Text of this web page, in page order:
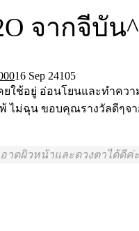
จากจีบัน
16 Sep 24105
ยใช้อยู่ อ่อนโยนและทำคว
ไม่ฉุน ขอบคุณรางวัลดีๆจ
าดผิวหน้าและดวงตาได้ดีค่ะ